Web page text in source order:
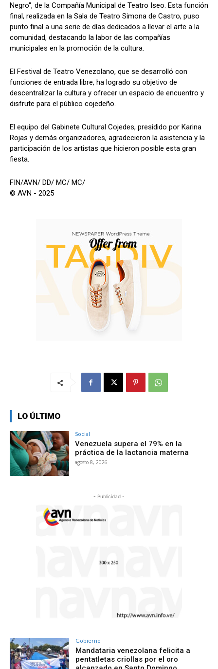
Negro", de la Compañía Municipal de Teatro Iseo. Esta función
final, realizada en la Sala de Teatro Simona de Castro, puso
punto final a una serie de días dedicados a llevar el arte a la
comunidad, destacando la labor de las compañías
municipales en la promoción de la cultura.
El Festival de Teatro Venezolano, que se desarrolló con
funciones de entrada libre, ha logrado su objetivo de
descentralizar la cultura y ofrecer un espacio de encuentro y
disfrute para el público cojedeño.
El equipo del Gabinete Cultural Cojedes, presidido por Karina
Rojas y demás organizadores, agradecieron la asistencia y la
participación de los artistas que hicieron posible esta gran
fiesta.
FIN/AVN/ DD/ MC/ MC/
© AVN - 2025
LO ÚLTIMO
Social
Venezuela supera el 79% en la
práctica de la lactancia materna
agosto 8, 2026
- Publicidad -
Gobierno
Mandataria venezolana felicita a
pentatletas criollas por el oro